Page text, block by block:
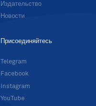
Издательство
Новости
Присоединяйтесь
Telegram
Facebook
Instagram
YouTube